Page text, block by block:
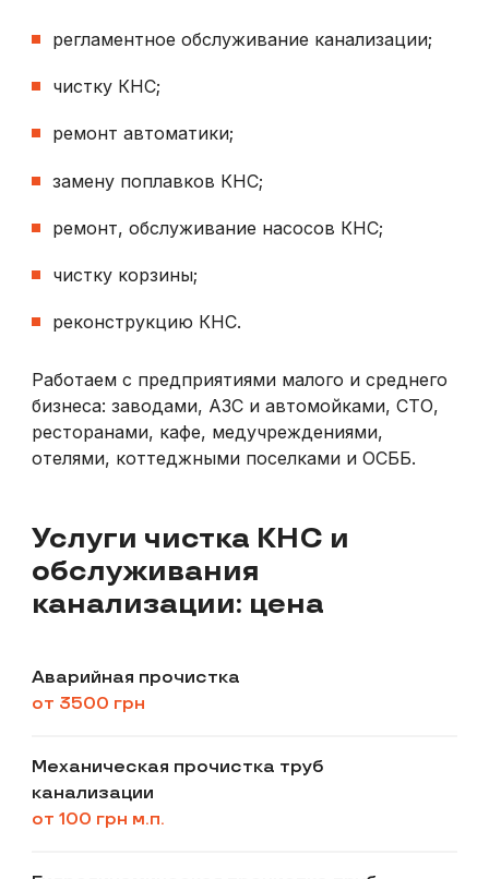
регламентное обслуживание канализации;
чистку КНС;
ремонт автоматики;
замену поплавков КНС;
ремонт, обслуживание насосов КНС;
чистку корзины;
реконструкцию КНС.
Работаем с предприятиями малого и среднего
бизнеса: заводами, АЗС и автомойками, СТО,
ресторанами, кафе, медучреждениями,
отелями, коттеджными поселками и ОСББ.
Услуги чистка КНС и
обслуживания
канализации: цена
Аварийная прочистка
от 3500 грн
Механическая прочистка труб
канализации
от 100 грн м.п.